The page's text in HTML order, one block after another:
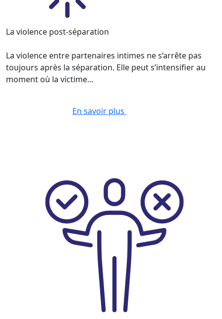
La violence post-séparation
La violence entre partenaires intimes ne s’arrête pas
toujours après la séparation. Elle peut s’intensifier au
moment où la victime...
En savoir plus